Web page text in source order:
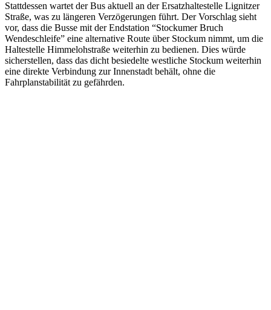
Stattdessen wartet der Bus aktuell an der Ersatzhaltestelle Lignitzer
Straße, was zu längeren Verzögerungen führt. Der Vorschlag sieht
vor, dass die Busse mit der Endstation “Stockumer Bruch
Wendeschleife” eine alternative Route über Stockum nimmt, um die
Haltestelle Himmelohstraße weiterhin zu bedienen. Dies würde
sicherstellen, dass das dicht besiedelte westliche Stockum weiterhin
eine direkte Verbindung zur Innenstadt behält, ohne die
Fahrplanstabilität zu gefährden.